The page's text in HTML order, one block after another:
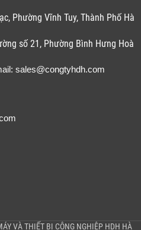
Phường Vĩnh Tuy, Thành Phố Hà
số 21, Phường Bình Hưng Hoà
sales@congtyhdh.com
VÀ THIẾT BỊ CÔNG NGHIỆP HDH HÀ